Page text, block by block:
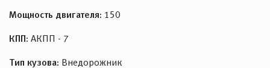
Мощность двигателя: 150
КПП: АКПП - 7
Тип кузова: Внедорожник